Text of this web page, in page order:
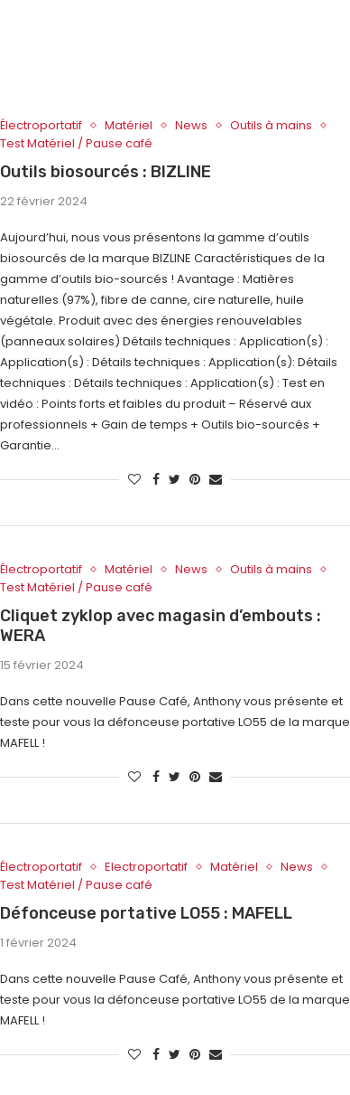
Électroportatif Matériel News
Outils à mains
Test Matériel / Pause café
Outils biosourcés : BIZLINE
22 février 2024
Aujourd’hui, nous vous présentons la gamme d’outils
biosourcés de la marque BIZLINE Caractéristiques de la
gamme d’outils bio-sourcés ! Avantage : Matières
naturelles (97%), fibre de canne, cire naturelle, huile
végétale. Produit avec des énergies renouvelables
(panneaux solaires) Détails techniques : Application(s) :
Application(s) : Détails techniques : Application(s): Détails
techniques : Détails techniques : Application(s) : Test en
vidéo : Points forts et faibles du produit – Réservé aux
professionnels + Gain de temps + Outils bio-sourcés +
Garantie…
Électroportatif Matériel News
Outils à mains
Test Matériel / Pause café
Cliquet zyklop avec magasin d’embouts :
WERA
15 février 2024
Dans cette nouvelle Pause Café, Anthony vous présente et
teste pour vous la défonceuse portative LO55 de la marque
MAFELL !
Électroportatif Electroportatif Matériel
News
Test Matériel / Pause café
Défonceuse portative LO55 : MAFELL
1 février 2024
Dans cette nouvelle Pause Café, Anthony vous présente et
teste pour vous la défonceuse portative LO55 de la marque
MAFELL !